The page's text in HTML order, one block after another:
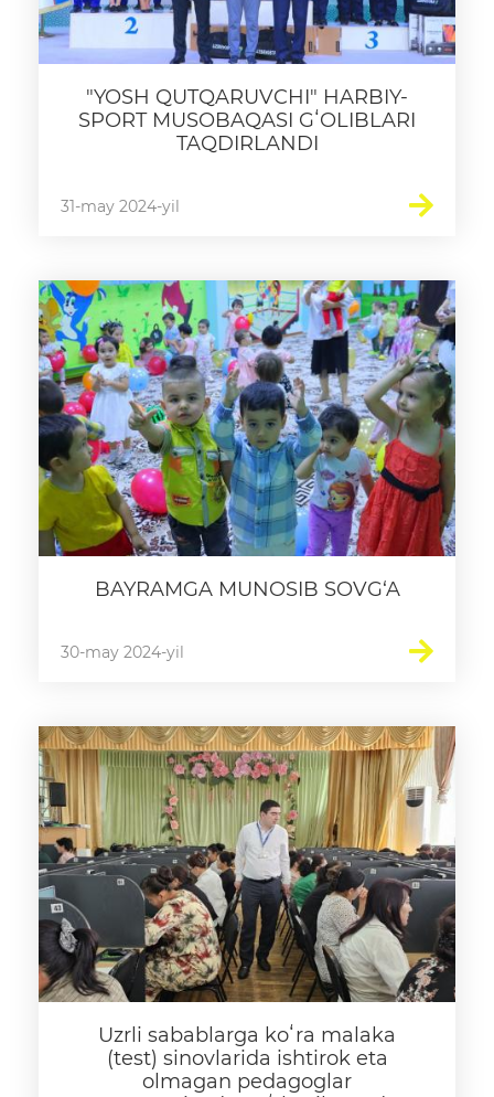
"YOSH QUTQARUVCHI" HARBIY-
SPORT MUSOBAQASI GʻOLIBLARI
TAQDIRLANDI
31-may 2024-yil
BAYRAMGA MUNOSIB SOVG‘A
30-may 2024-yil
Uzrli sabablarga koʻra malaka
(test) sinovlarida ishtirok eta
olmagan pedagoglar